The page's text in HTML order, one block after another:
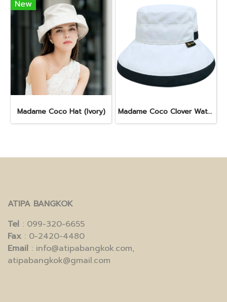
New
Madame Coco Hat (Ivory) Madame Coco Clover Waterproof (White)
ATIPA BANGKOK
Tel : 099-320-6655
Fax : 0-2420-4480
Email : info@atipabangkok.com,
atipabangkok@gmail.com